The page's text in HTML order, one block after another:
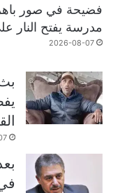
فضيحة في صور
مدرسة يفتح النار
2026-08-07